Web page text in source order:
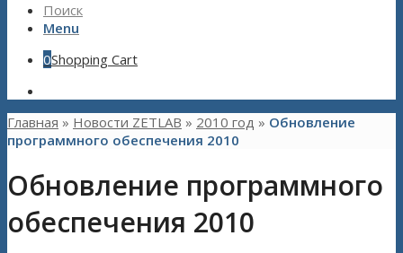
Поиск
Menu
0Shopping Cart
Главная » Новости ZETLAB » 2010 год » Обновление
программного обеспечения 2010
Обновление программного
обеспечения 2010